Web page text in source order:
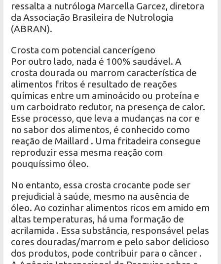
ressalta a nutróloga Marcella Garcez, diretora
da Associação Brasileira de Nutrologia
(ABRAN).
Crosta com potencial cancerígeno
Por outro lado, nada é 100% saudável. A
crosta dourada ou marrom característica de
alimentos fritos é resultado de reações
químicas entre um aminoácido ou proteína e
um carboidrato redutor, na presença de calor.
Esse processo, que leva a mudanças na cor e
no sabor dos alimentos, é conhecido como
reação de Maillard . Uma fritadeira consegue
reproduzir essa mesma reação com
pouquíssimo óleo.
No entanto, essa crosta crocante pode ser
prejudicial à saúde, mesmo na ausência de
óleo. Ao cozinhar alimentos ricos em amido em
altas temperaturas, há uma formação de
acrilamida . Essa substância, responsável pelas
cores douradas/marrom e pelo sabor delicioso
dos produtos, pode contribuir para o câncer .